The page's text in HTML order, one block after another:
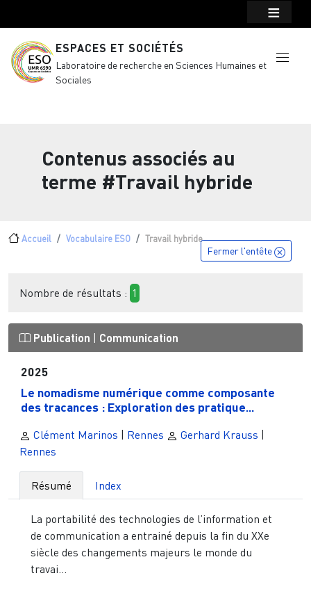
ESPACES ET SOCIÉTÉS
Laboratoire de recherche en Sciences Humaines et
Sociales
Contenus associés au
terme #Travail hybride
Fil d'Ariane
Accueil Vocabulaire ESO Travail hybride
Fermer l'entête
Nombre de résultats : 1
Publication Communication
2025
Le nomadisme numérique comme composante
des tracances : Exploration des pratique...
Clément Marinos | Rennes Gerhard Krauss |
Rennes
Résumé Index
La portabilité des technologies de l’information et
de communication a entrainé depuis la fin du XXe
siècle des changements majeurs le monde du
travai...